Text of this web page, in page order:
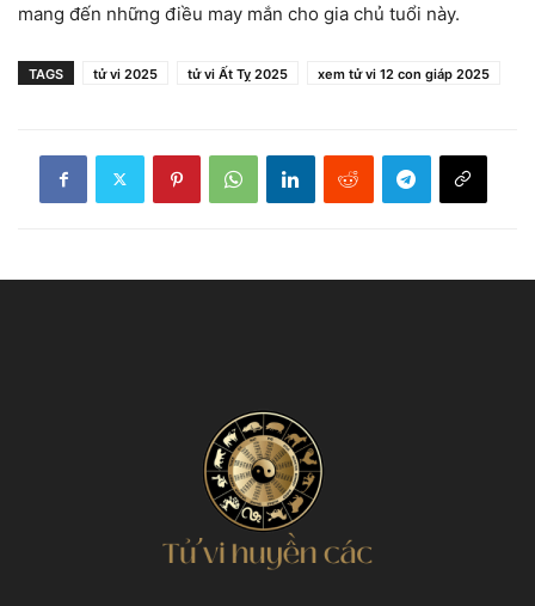
mang đến những điều may mắn cho gia chủ tuổi này.
TAGS tử vi 2025 tử vi Ất Tỵ 2025 xem tử vi 12 con giáp 2025